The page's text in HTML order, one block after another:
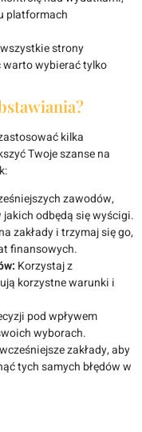
platformach
strony
warto wybierać tylko
kilka
Twoje szanse na
zawodów,
odbędą się wyścigi.
zakłady i trzymaj się go,
finansowych.
Korzystaj z
korzystne warunki i
pod wpływem
wyborach.
zakłady, aby
tych samych błędów w